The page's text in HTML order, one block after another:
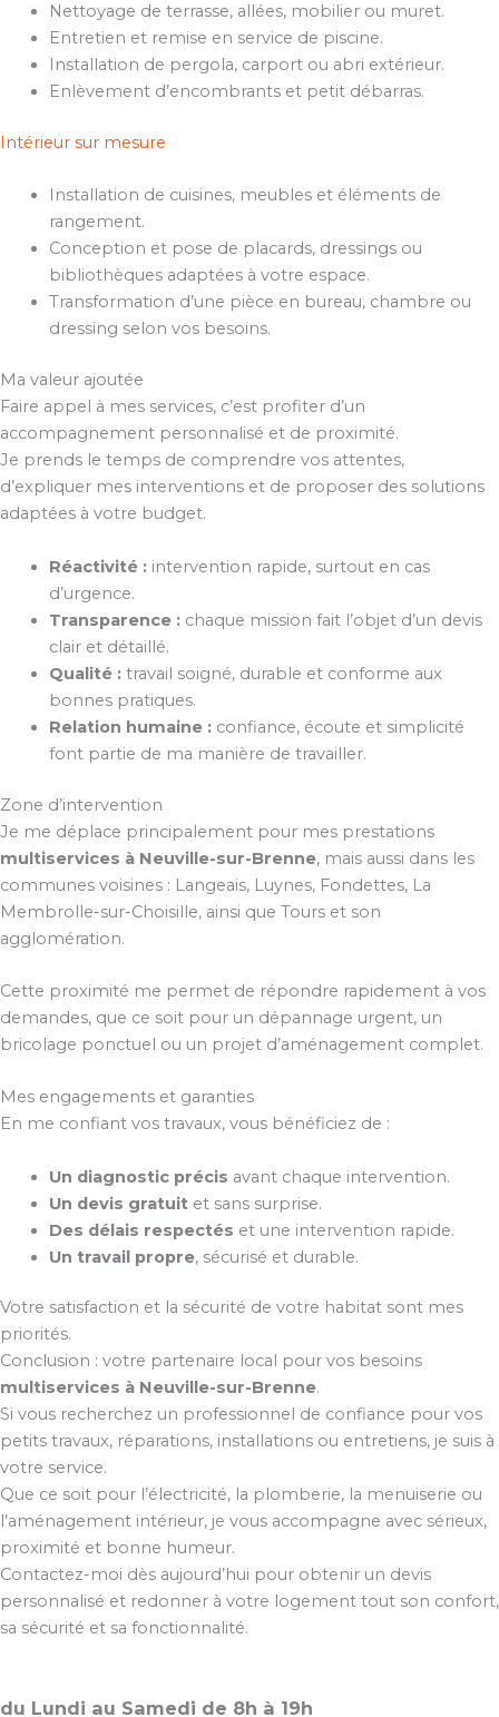
Nettoyage de terrasse, allées, mobilier ou muret.
Entretien et remise en service de piscine.
Installation de pergola, carport ou abri extérieur.
Enlèvement d’encombrants et petit débarras.
Intérieur sur mesure
Installation de cuisines, meubles et éléments de
rangement.
Conception et pose de placards, dressings ou
bibliothèques adaptées à votre espace.
Transformation d’une pièce en bureau, chambre ou
dressing selon vos besoins.
Ma valeur ajoutée
Faire appel à mes services, c’est profiter d’un
accompagnement personnalisé et de proximité.
Je prends le temps de comprendre vos attentes,
d’expliquer mes interventions et de proposer des solutions
adaptées à votre budget.
Réactivité :intervention rapide, surtout en cas
d’urgence.
Transparence :chaque mission fait l’objet d’un devis
clair et détaillé.
Qualité :travail soigné, durable et conforme aux
bonnes pratiques.
Relation humaine :confiance, écoute et simplicité
font partie de ma manière de travailler.
Zone d’intervention
Je me déplace principalement pour mes prestations
multiservices à Neuville-sur-Brenne, mais aussi dans les
communes voisines : Langeais, Luynes, Fondettes, La
Membrolle-sur-Choisille, ainsi que Tours et son
agglomération.
Cette proximité me permet de répondre rapidement à vos
demandes, que ce soit pour un dépannage urgent, un
bricolage ponctuel ou un projet d’aménagement complet.
Mes engagements et garanties
En me confiant vos travaux, vous bénéficiez de :
Un diagnostic précis avant chaque intervention.
Un devis gratuitet sans surprise.
Des délais respectés et une intervention rapide.
Un travail propre, sécurisé et durable.
Votre satisfaction et la sécurité de votre habitat sont mes
priorités.
Conclusion : votre partenaire local pour vos besoins
multiservices à Neuville-sur-Brenne.
Si vous recherchez un professionnel de confiance pour vos
petits travaux, réparations, installations ou entretiens, je suis à
votre service.
Que ce soit pour l’électricité, la plomberie, la menuiserie ou
l’aménagement intérieur, je vous accompagne avec sérieux,
proximité et bonne humeur.
Contactez-moi dès aujourd’hui pour obtenir un devis
personnalisé et redonner à votre logement tout son confort,
sa sécurité et sa fonctionnalité.
du Lundi au Samedi de 8h à 19h